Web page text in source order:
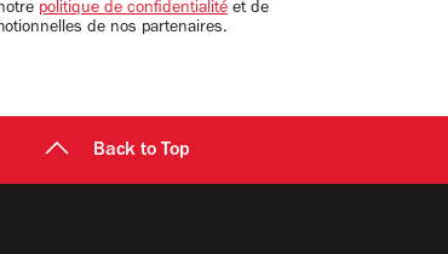
politique de confidentialité et de
de nos partenaires.
Back to Top